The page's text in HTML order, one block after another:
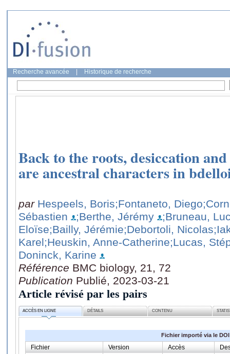
Recherche avancée Historique de recherche
Back to the roots, desiccation
are ancestral characters in
par Hespeels, Boris;Fontaneto, Diego
Sébastien
;Berthe, Jérémy
;Bruneau,
Eloïse;Bailly, Jérémie;Debortoli, Nicolas
Karel;Heuskin, Anne-Catherine;Lucas,
Doninck, Karine
Référence BMC biology, 21, 72
Publication Publié, 2023-03-21
Article révisé par les pairs
ACCÈS EN LIGNE DÉTAILS CONTENU
Fichier importé via le DOI
Fichier Version Accès